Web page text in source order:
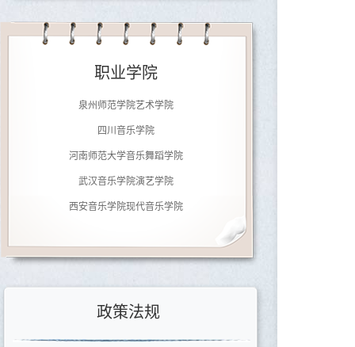
职业学院
济南大学音乐学院
广东文艺职业学院
泉州师范学院艺术学院
四川音乐学院
河南师范大学音乐舞蹈学院
武汉音乐学院演艺学院
西安音乐学院现代音乐学院
北京劲松职业高中
南京师范大学音乐学院
政策法规